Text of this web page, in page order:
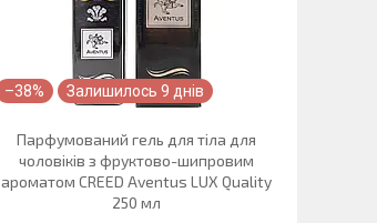
–38% Залишилось 9 днів
Парфумований гель для тіла для
чоловіків з фруктово-шипровим
ароматом CREED Aventus LUX Quality
250 мл